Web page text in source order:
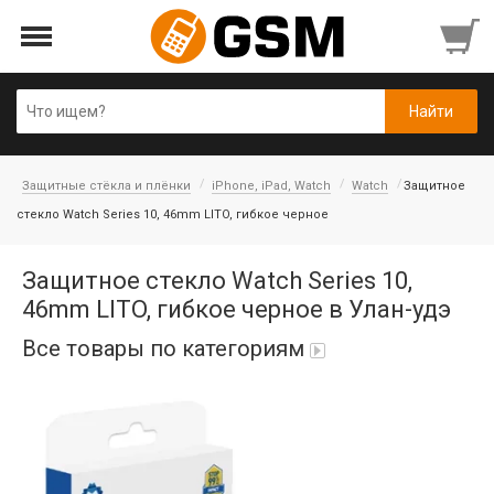
Защитные стёкла и плёнки iPhone, iPad, Watch Watch
Защитное
стекло Watch Series 10, 46mm LITO, гибкое черное
Защитное стекло Watch Series 10,
46mm LITO, гибкое черное в Улан-удэ
Все товары по категориям
Honor/Huawei
Infinix